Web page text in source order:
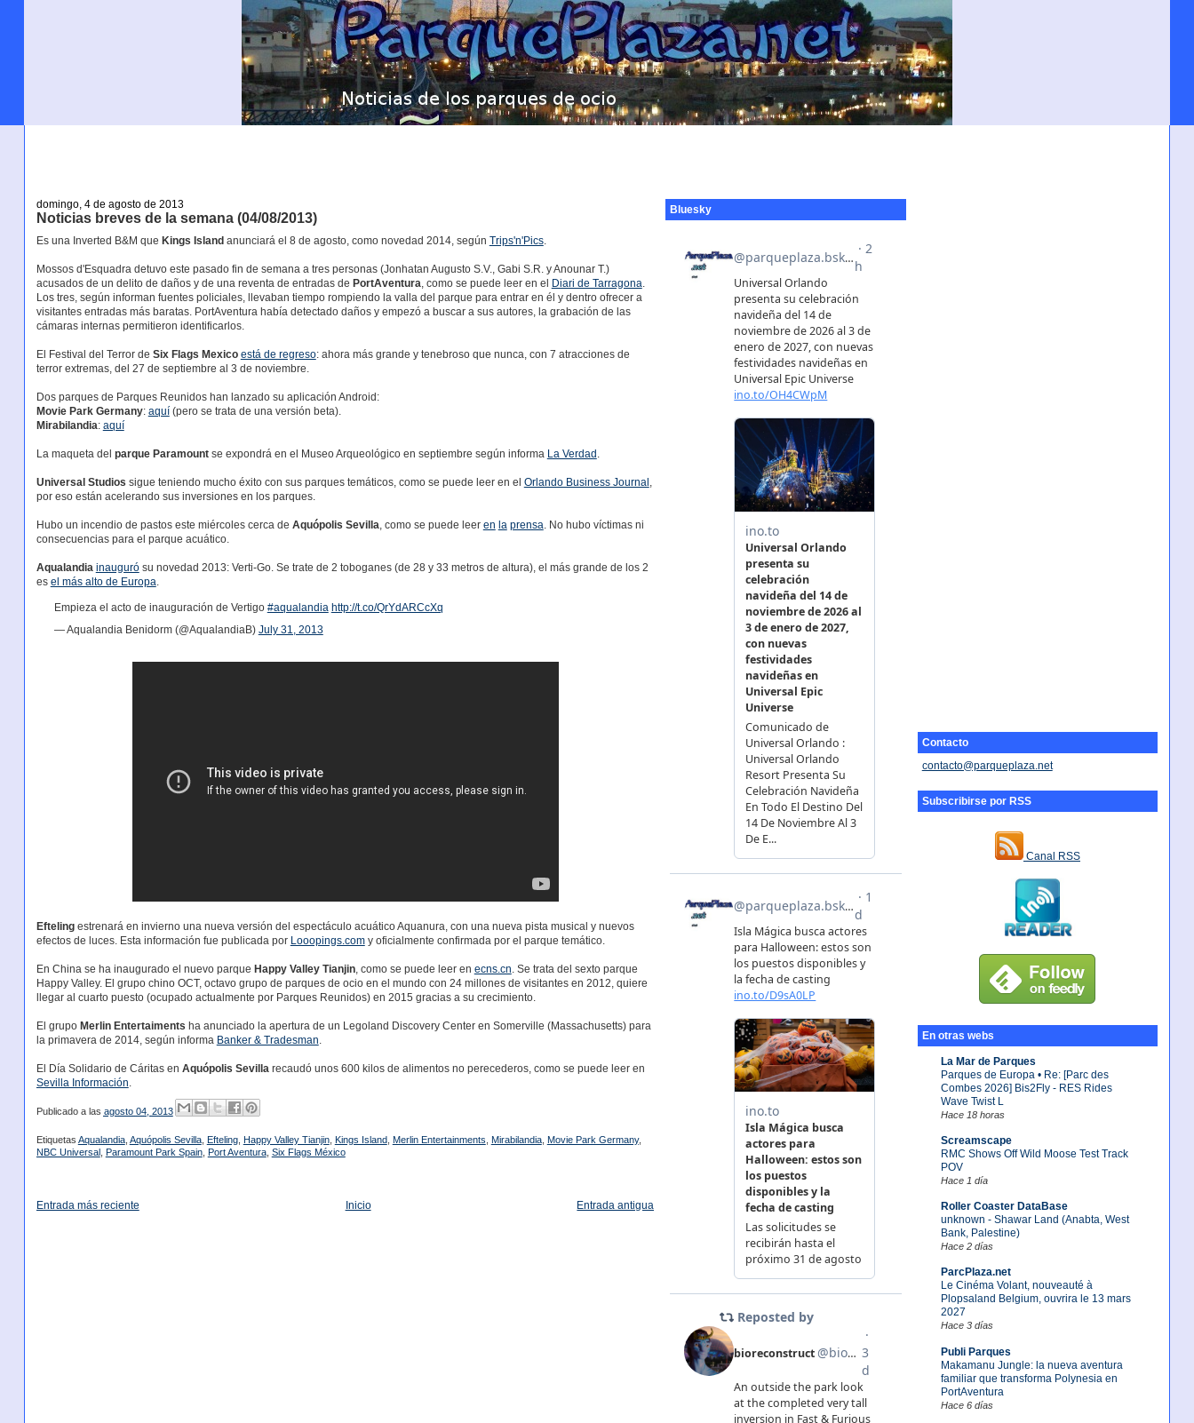
Contacto
contacto@parqueplaza.net
Subscribirse por RSS
Canal RSS
En otras webs
La Mar de Parques
Parques de Europa • Re: [Parc des
Combes 2026] Bis2Fly - RES Rides
Wave Twist L
Hace 18 horas
Screamscape
RMC Shows Off Wild Moose Test Track
POV
Hace 1 día
Roller Coaster DataBase
unknown - Shawar Land (Anabta, West
Bank, Palestine)
Hace 2 días
ParcPlaza.net
Le Cinéma Volant, nouveauté à
Plopsaland Belgium, ouvrira le 13 mars
2027
Hace 3 días
Publi Parques
Makamanu Jungle: la nueva aventura
familiar que transforma Polynesia en
PortAventura
Hace 6 días
domingo, 4 de agosto de 2013
Noticias breves de la semana (04/08/2013)
Es una Inverted B&M que Kings Island anunciará el 8 de agosto, como novedad 2014, según Trips'n'Pics.
Mossos d'Esquadra detuvo este pasado fin de semana a tres personas (Jonhatan Augusto S.V., Gabi S.R. y Anounar T.)
acusados de un delito de daños y de una reventa de entradas de PortAventura, como se puede leer en el Diari de Tarragona.
Los tres, según informan fuentes policiales, llevaban tiempo rompiendo la valla del parque para entrar en él y dentro ofrecer a
visitantes entradas más baratas. PortAventura había detectado daños y empezó a buscar a sus autores, la grabación de las
cámaras internas permitieron identificarlos.
El Festival del Terror de Six Flags Mexico está de regreso: ahora más grande y tenebroso que nunca, con 7 atracciones de
terror extremas, del 27 de septiembre al 3 de noviembre.
Dos parques de Parques Reunidos han lanzado su aplicación Android:
Movie Park Germany: aquí(pero se trata de una versión beta).
Mirabilandia: aquí
La maqueta del parque Paramountse expondrá en el Museo Arqueológico en septiembre según informa La Verdad .
Universal Studios sigue teniendo mucho éxito con sus parques temáticos, como se puede leer en el Orlando Business Journal ,
por eso están acelerando sus inversiones en los parques.
Hubo un incendio de pastos este miércoles cerca de Aquópolis Sevilla, como se puede leer en la prensa. No hubo víctimas ni
consecuencias para el parque acuático.
Aqualandia inaugurósu novedad 2013: Verti-Go. Se trate de 2 toboganes (de 28 y 33 metros de altura), el más grande de los 2
es el más alto de Europa.
Empieza el acto de inauguración de Vertigo #aqualandia http://t.co/QrYdARCcXq
— Aqualandia Benidorm (@AqualandiaB) July 31, 2013
Eftelingestrenará en invierno una nueva versión del espectáculo acuático Aquanura, con una nueva pista musical y nuevos
efectos de luces. Esta información fue publicada por Looopings.comy oficialmente confirmada por el parque temático.
En China se ha inaugurado el nuevo parque Happy Valley Tianjin, como se puede leer en ecns.cn. Se trata del sexto parque
Happy Valley. El grupo chino OCT, octavo grupo de parques de ocio en el mundo con 24 millones de visitantes en 2012, quiere
llegar al cuarto puesto (ocupado actualmente por Parques Reunidos) en 2015 gracias a su crecimiento.
El grupo Merlin Entertaiments ha anunciado la apertura de un Legoland Discovery Center en Somerville (Massachusetts) para
la primavera de 2014, según informa Banker & Tradesman.
El Día Solidario de Cáritas en Aquópolis Sevillarecaudó unos 600 kilos de alimentos no perecederos, como se puede leer en
Sevilla Información.
Publicado a las agosto 04, 2013
Etiquetas Aqualandia, Aquópolis Sevilla, Efteling, Happy Valley Tianjin, Kings Island, Merlin Entertainments Mirabilandia, Movie Park Germany,
NBC Universal, Paramount Park Spain, Port Aventura, Six Flags México
Entrada más reciente Entrada antigua
Inicio
Bluesky